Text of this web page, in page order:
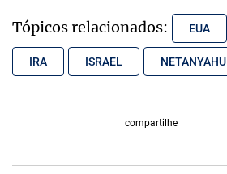
Tópicos relacionados: EUA
IRA ISRAEL NETANYAHU
compartilhe